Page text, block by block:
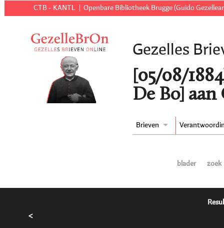
CTB - KANTL Openbare Bibliotheek Brugge (Guido
Gezelles
[05/08/
De Bo]
Brieven
blader zoek
<